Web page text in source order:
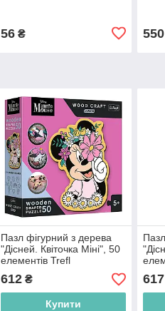
56₴ 550
Пазл фігурний з дерева
"Дісней. Квіточка Міні", 50
елементів Trefl
(5900511202007)
612₴
Купити
617